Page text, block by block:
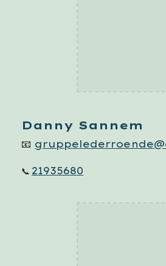
Danny Sannem
📧 gruppe
📞 21935680